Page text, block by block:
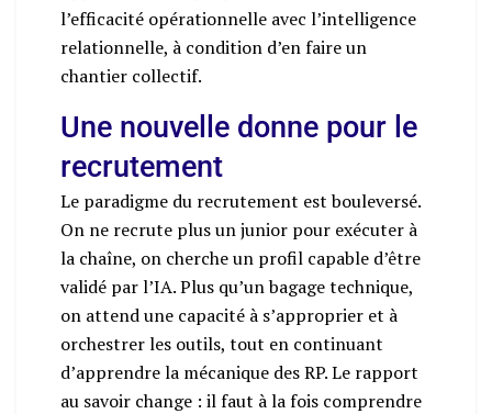
l’efficacité opérationnelle avec l’intelligence
relationnelle, à condition d’en faire un
chantier collectif.
Une nouvelle donne pour le
recrutement
Le paradigme du recrutement est bouleversé.
On ne recrute plus un junior pour exécuter à
la chaîne, on cherche un profil capable d’être
validé par l’IA. Plus qu’un bagage technique,
on attend une capacité à s’approprier et à
orchestrer les outils, tout en continuant
d’apprendre la mécanique des RP. Le rapport
au savoir change : il faut à la fois comprendre